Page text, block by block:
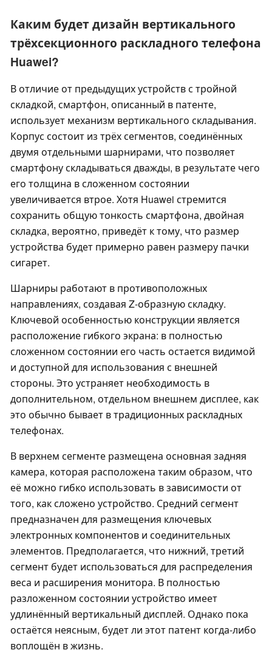
Каким будет дизайн вертикального
трёхсекционного раскладного телефона
Huawei?
В отличие от предыдущих устройств с тройной
складкой, смартфон, описанный в патенте,
использует механизм вертикального складывания.
Корпус состоит из трёх сегментов, соединённых
двумя отдельными шарнирами, что позволяет
смартфону складываться дважды, в результате чего
его толщина в сложенном состоянии
увеличивается втрое. Хотя Huawei стремится
сохранить общую тонкость смартфона, двойная
складка, вероятно, приведёт к тому, что размер
устройства будет примерно равен размеру пачки
сигарет.
Шарниры работают в противоположных
направлениях, создавая Z-образную складку.
Ключевой особенностью конструкции является
расположение гибкого экрана: в полностью
сложенном состоянии его часть остается видимой
и доступной для использования с внешней
стороны. Это устраняет необходимость в
дополнительном, отдельном внешнем дисплее, как
это обычно бывает в традиционных раскладных
телефонах.
В верхнем сегменте размещена основная задняя
камера, которая расположена таким образом, что
её можно гибко использовать в зависимости от
того, как сложено устройство. Средний сегмент
предназначен для размещения ключевых
электронных компонентов и соединительных
элементов. Предполагается, что нижний, третий
сегмент будет использоваться для распределения
веса и расширения монитора. В полностью
разложенном состоянии устройство имеет
удлинённый вертикальный дисплей. Однако пока
остаётся неясным, будет ли этот патент когда-либо
воплощён в жизнь.